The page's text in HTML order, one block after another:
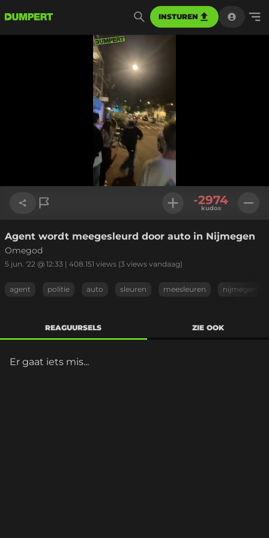
INSTUREN
Geladen
100.00%
Link kopiëren
-2974
kudos
Agent wordt meegesleurd door auto in Nijmegen
Omegod
5 jun. '22 @ 12:33 | 408.151 views (3 views vandaag)
agent politie auto sleuren meesleuren nijmegen
REAGUURSELS ZIE OOK
Er gaat iets mis...